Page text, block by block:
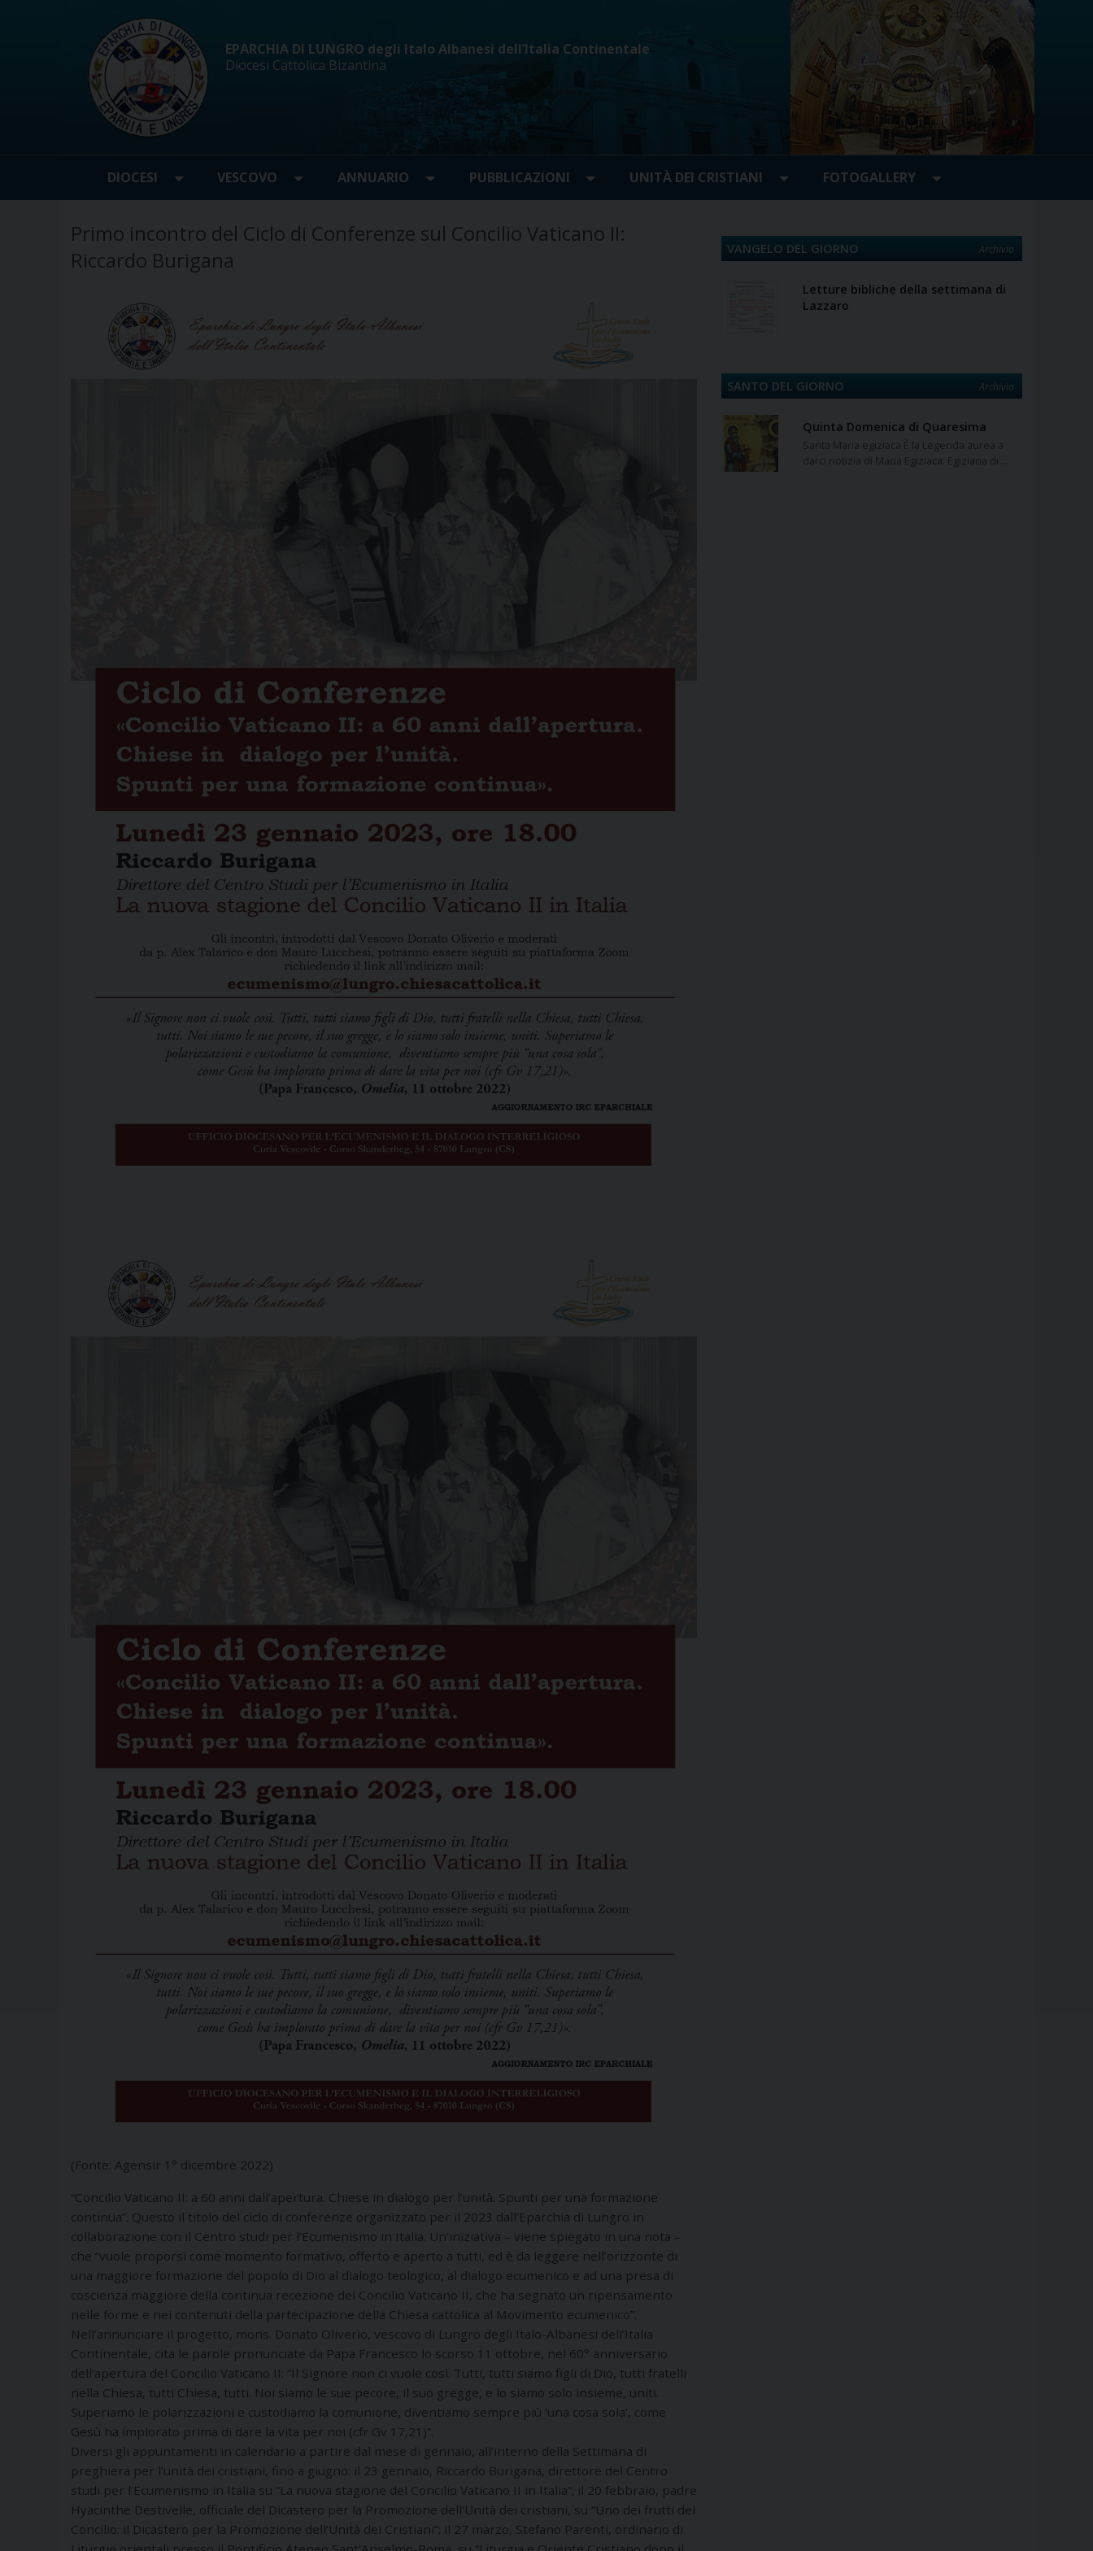
EPARCHIA DI LUNGRO degli Italo Albanesi dell’Italia Continentale
Diocesi Cattolica Bizantina
DIOCESI VESCOVO ANNUARIO PUBBLICAZIONI UNITÀ DEI CRISTIANI FOTOGALLERY
Primo incontro del Ciclo di Conferenze sul Concilio Vaticano II:
Riccardo Burigana
(Fonte: Agensir 1° dicembre 2022)
“Concilio Vaticano II: a 60 anni dall’apertura. Chiese in dialogo per l’unità. Spunti per una formazione
continua”. Questo il titolo del ciclo di conferenze organizzato per il 2023 dall’Eparchia di Lungro in
collaborazione con il Centro studi per l’Ecumenismo in Italia. Un’iniziativa – viene spiegato in una nota –
che “vuole proporsi come momento formativo, offerto e aperto a tutti, ed è da leggere nell’orizzonte di
una maggiore formazione del popolo di Dio al dialogo teologico, al dialogo ecumenico e ad una presa di
coscienza maggiore della continua recezione del Concilio Vaticano II, che ha segnato un ripensamento
nelle forme e nei contenuti della partecipazione della Chiesa cattolica al Movimento ecumenico”.
Nell’annunciare il progetto, mons. Donato Oliverio, vescovo di Lungro degli Italo-Albanesi dell’Italia
Continentale, cita le parole pronunciate da Papa Francesco lo scorso 11 ottobre, nel 60° anniversario
dell’apertura del Concilio Vaticano II: “Il Signore non ci vuole così. Tutti, tutti siamo figli di Dio, tutti fratelli
nella Chiesa, tutti Chiesa, tutti. Noi siamo le sue pecore, il suo gregge, e lo siamo solo insieme, uniti.
Superiamo le polarizzazioni e custodiamo la comunione, diventiamo sempre più ‘una cosa sola’, come
Gesù ha implorato prima di dare la vita per noi (cfr Gv 17,21)”.
Diversi gli appuntamenti in calendario a partire dal mese di gennaio, all’interno della Settimana di
preghiera per l’unità dei cristiani, fino a giugno: il 23 gennaio, Riccardo Burigana, direttore del Centro
studi per l’Ecumenismo in Italia su “La nuova stagione del Concilio Vaticano II in Italia”; il 20 febbraio, padre
Hyacinthe Destivelle, officiale del Dicastero per la Promozione dell’Unità dei cristiani, su “Uno dei frutti del
Concilio: il Dicastero per la Promozione dell’Unità dei Cristiani”; il 27 marzo, Stefano Parenti, ordinario di
VANGELO DEL GIORNO Archivio
Letture bibliche della settimana di
Lazzaro
SANTO DEL GIORNO Archivio
Quinta Domenica di Quaresima
Santa Maria egiziaca È la Legenda aurea a
darci notizia di Maria Egiziaca. Egiziana di…